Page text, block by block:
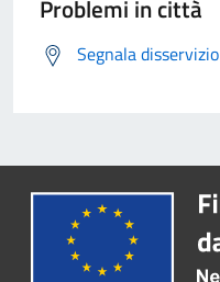
Problemi in città
Segnala disservizio